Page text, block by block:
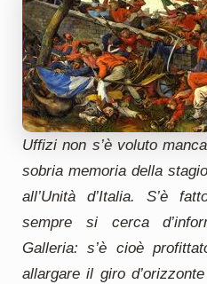
Uffizi non s’è voluto
sobria memoria della
all’Unità d’Italia. S’è
sempre si cerca
Galleria: s’è cioè
allargare il giro